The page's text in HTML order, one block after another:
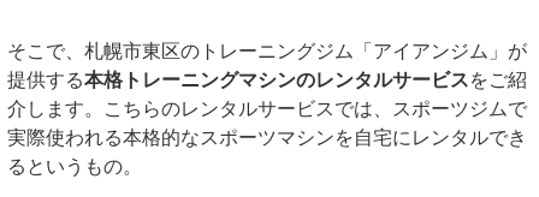
そこで、札幌市東区のトレーニングジム「アイアンジム」が
提供する本格トレーニングマシンのレンタルサービスをご紹
介します。こちらのレンタルサービスでは、スポーツジムで
実際使われる本格的なスポーツマシンを自宅にレンタルでき
るというもの。